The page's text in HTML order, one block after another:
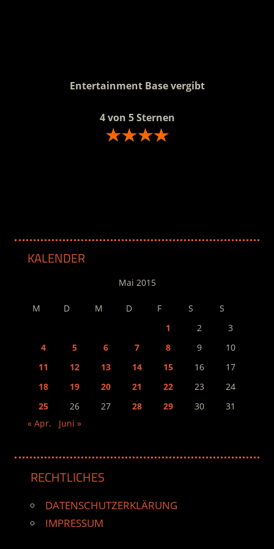
Entertainment Base vergibt
4 von 5 Sternen
KALENDER
Mai 2015
M D M D F S
S
1
2
3
4
5 6 7 8 9
10
11
12 13 14 15 16
17
18
19 20 21 22 23
24
25
26 27 28 29 30
31
« Apr.
Juni »
RECHTLICHES
DATENSCHUTZERKLÄRUNG
IMPRESSUM